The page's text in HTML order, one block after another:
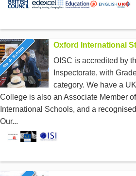
4% di sconto
Oxford International
OISC is accredited by
Inspectorate, with
category. We have a
College is also an Associate Member
International Schools, and a
Our...